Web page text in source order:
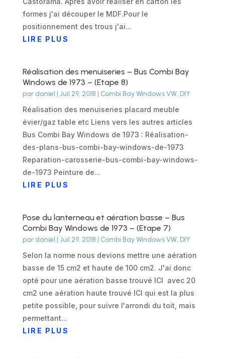
formes j'ai découper le MDF.Pour le
positionnement des trous j'ai...
LIRE PLUS
Réalisation des menuiseries – Bus Combi Bay
Windows de 1973 – (Etape 8)
par daniel | Juil 29, 2018 | Combi Bay Windows VW, DIY
Réalisation des menuiseries placard meuble
évier/gaz table etc Liens vers les autres articles
Bus Combi Bay Windows de 1973 : Réalisation-
des-plans-bus-combi-bay-windows-de-1973
Reparation-carosserie-bus-combi-bay-windows-
de-1973 Peinture de...
LIRE PLUS
Pose du lanterneau et aération basse – Bus
Combi Bay Windows de 1973 – (Etape 7)
par daniel | Juil 29, 2018 | Combi Bay Windows VW, DIY
Selon la norme nous devions mettre une aération
basse de 15 cm2 et haute de 100 cm2. J'ai donc
opté pour une aération basse trouvé ICI avec 20
cm2 une aération haute trouvé ICI qui est la plus
petite possible, pour suivre l'arrondi du toit, mais
permettant...
LIRE PLUS